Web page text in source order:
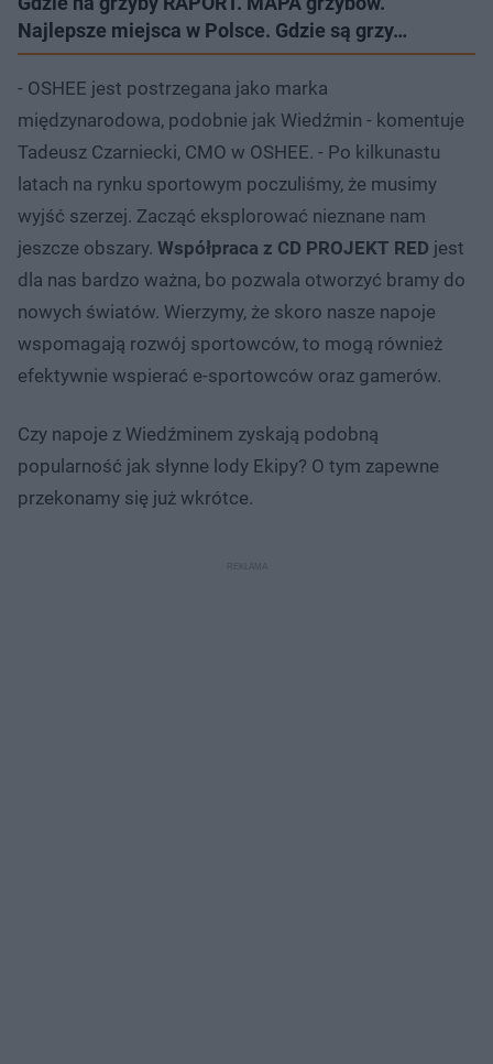
Najlepsze miejsca w Polsce. Gdzie są grzy…
- OSHEE jest postrzegana jako marka
międzynarodowa, podobnie jak Wiedźmin - komentuje
Tadeusz Czarniecki, CMO w OSHEE. - Po kilkunastu
latach na rynku sportowym poczuliśmy, że musimy
wyjść szerzej. Zacząć eksplorować nieznane nam
jeszcze obszary. Współpraca z CD PROJEKT RED jest
dla nas bardzo ważna, bo pozwala otworzyć bramy do
nowych światów. Wierzymy, że skoro nasze napoje
wspomagają rozwój sportowców, to mogą również
efektywnie wspierać e-sportowców oraz gamerów.
Czy napoje z Wiedźminem zyskają podobną
popularność jak słynne lody Ekipy? O tym zapewne
przekonamy się już wkrótce.